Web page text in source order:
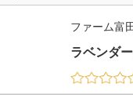
ファーム富田
ラベンダ